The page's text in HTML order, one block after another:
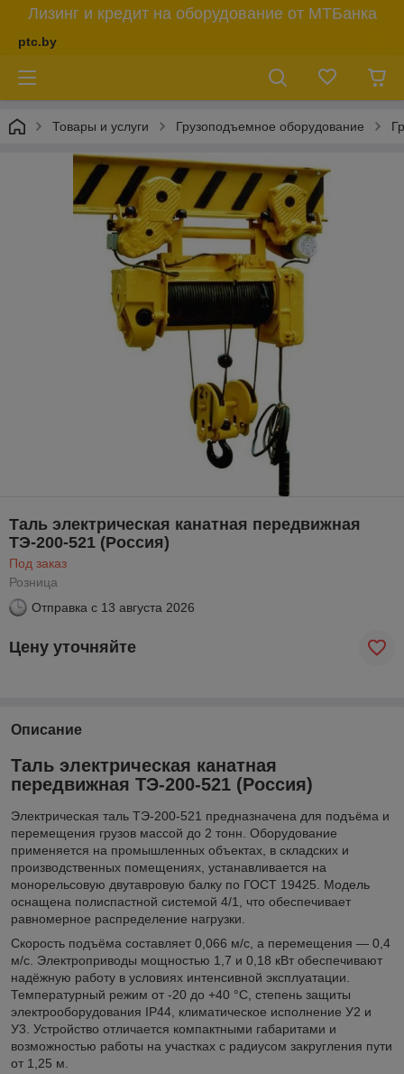
Лизинг и кредит на оборудование от МТБанка
ptc.by
Товары и услуги Грузоподъемное оборудование
Таль электрическая канатная передвижная
ТЭ-200-521 (Россия)
Под заказ
Розница
Отправка с 13 августа 2026
Цену уточняйте
Описание
Таль электрическая канатная
передвижная ТЭ-200-521 (Россия)
Электрическая таль ТЭ-200-521 предназначена для подъёма и
перемещения грузов массой до 2 тонн. Оборудование
применяется на промышленных объектах, в складских и
производственных помещениях, устанавливается на
монорельсовую двутавровую балку по ГОСТ 19425. Модель
оснащена полиспастной системой 4/1, что обеспечивает
равномерное распределение нагрузки.
Скорость подъёма составляет 0,066 м/с, а перемещения — 0,4
м/с. Электроприводы мощностью 1,7 и 0,18 кВт обеспечивают
надёжную работу в условиях интенсивной эксплуатации.
Температурный режим от -20 до +40 °C, степень защиты
электрооборудования IP44, климатическое исполнение У2 и
У3. Устройство отличается компактными габаритами и
возможностью работы на участках с радиусом закругления пути
от 1,25 м.